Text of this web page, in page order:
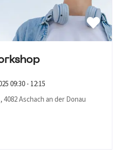
09:30 - 12:15
, 4082 Aschach an der Donau